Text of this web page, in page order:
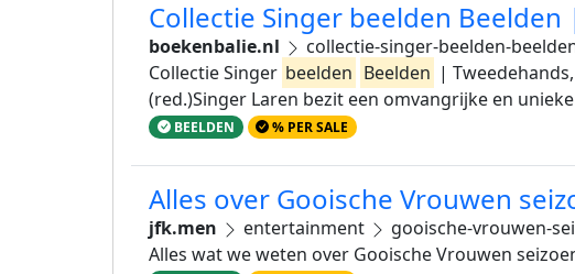
Collectie Singer beelden
boekenbalie.nl collectie-singer-beelden-
Collectie Singer beelden Beelden |
(red.)Singer Laren bezit een omvangrijke en
BEELDEN % PER SALE
Alles over Gooische Vrouwen
jfk.men entertainment
gooische-vrouwen-
Alles wat we weten over Gooische Vrouwen